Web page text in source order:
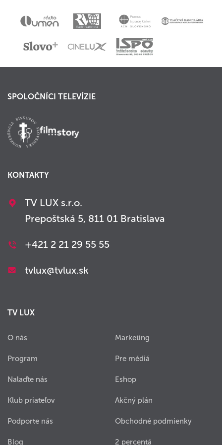
SPOLOČNÍCI TELEVÍZIE
KONTAKTY
TV LUX s.r.o.
Prepoštská 5, 811 01 Bratislava
+421 2 21 29 55 55
tvlux@tvlux.sk
TV LUX
O nás
Program
Nalaďte nás
Klub priateľov
Podporte nás
Blog
Marketing
Pre médiá
Eshop
Akčný plán
Obchodné podmienky
2 percentá